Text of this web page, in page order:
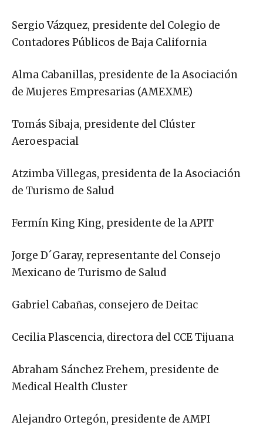
Sergio Vázquez, presidente del Colegio de
Contadores Públicos de Baja California
Alma Cabanillas, presidente de la Asociación
de Mujeres Empresarias (AMEXME)
Tomás Sibaja, presidente del Clúster
Aeroespacial
Atzimba Villegas, presidenta de la Asociación
de Turismo de Salud
Fermín King King, presidente de la APIT
Jorge D´Garay, representante del Consejo
Mexicano de Turismo de Salud
Gabriel Cabañas, consejero de Deitac
Cecilia Plascencia, directora del CCE Tijuana
Abraham Sánchez Frehem, presidente de
Medical Health Cluster
Alejandro Ortegón, presidente de AMPI